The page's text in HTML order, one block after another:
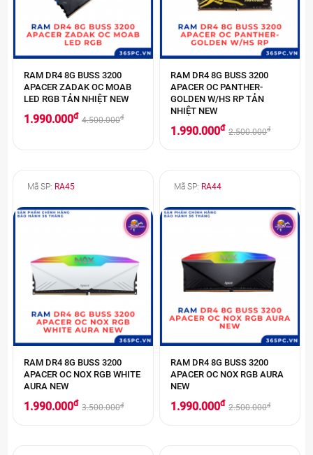
RAM DR4 8G BUSS 3200
APACER ZADAK OC MOAB
LED RGB TẢN NHIỆT NEW
1.990.000đ 4.500.000đ
RAM DR4 8G BUSS 3200
APACER OC PANTHER-
GOLDEN W/HS RP TẢN
NHIỆT NEW
1.990.000đ 2.500.000đ
Mã SP: RA45
RAM DR4 8G BUSS 3200
APACER OC NOX RGB WHITE
AURA NEW
1.990.000đ 3.500.000đ
Mã SP: RA44
RAM DR4 8G BUSS 3200
APACER OC NOX RGB AURA
NEW
1.990.000đ 2.500.000đ